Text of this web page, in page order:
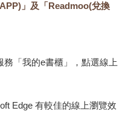
」及「Readmoo(兌換
「我的e書櫃」，點選線上
Edge 有較佳的線上瀏覽效